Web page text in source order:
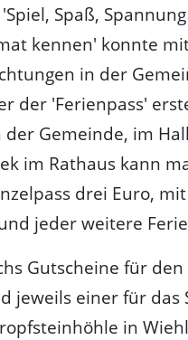
Spaß,
kennen' konnte
in der
der 'Ferienpass'
Gemeinde, im
im Rathaus kann
drei Euro,
jeder weitere
Gutscheine für
jeweils einer für das
in